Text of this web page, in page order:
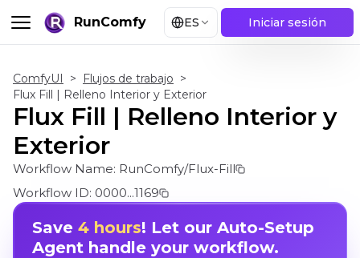
RunComfy ES Iniciar sesión
ComfyUI > Flujos de trabajo >
Flux Fill | Relleno Interior y Exterior
Flux Fill | Relleno Interior y
Exterior
Workflow Name: RunComfy/Flux-Fill
Workflow ID: 0000...1169
Save 4 hours! Let our Auto-Setup
Agent handle your workflow.